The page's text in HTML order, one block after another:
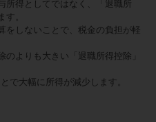
所得としてではなく、「退職所
。
をしないことで、税金の負担が軽
よりも大きい「退職所得控除」
で大幅に所得が減少します。